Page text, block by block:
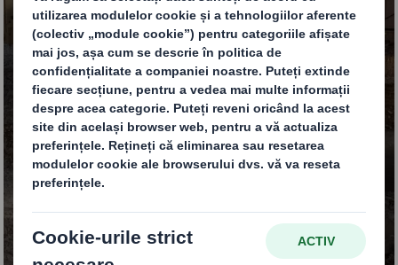
Servicii de reciclare și
managementul
deșeurilor în România